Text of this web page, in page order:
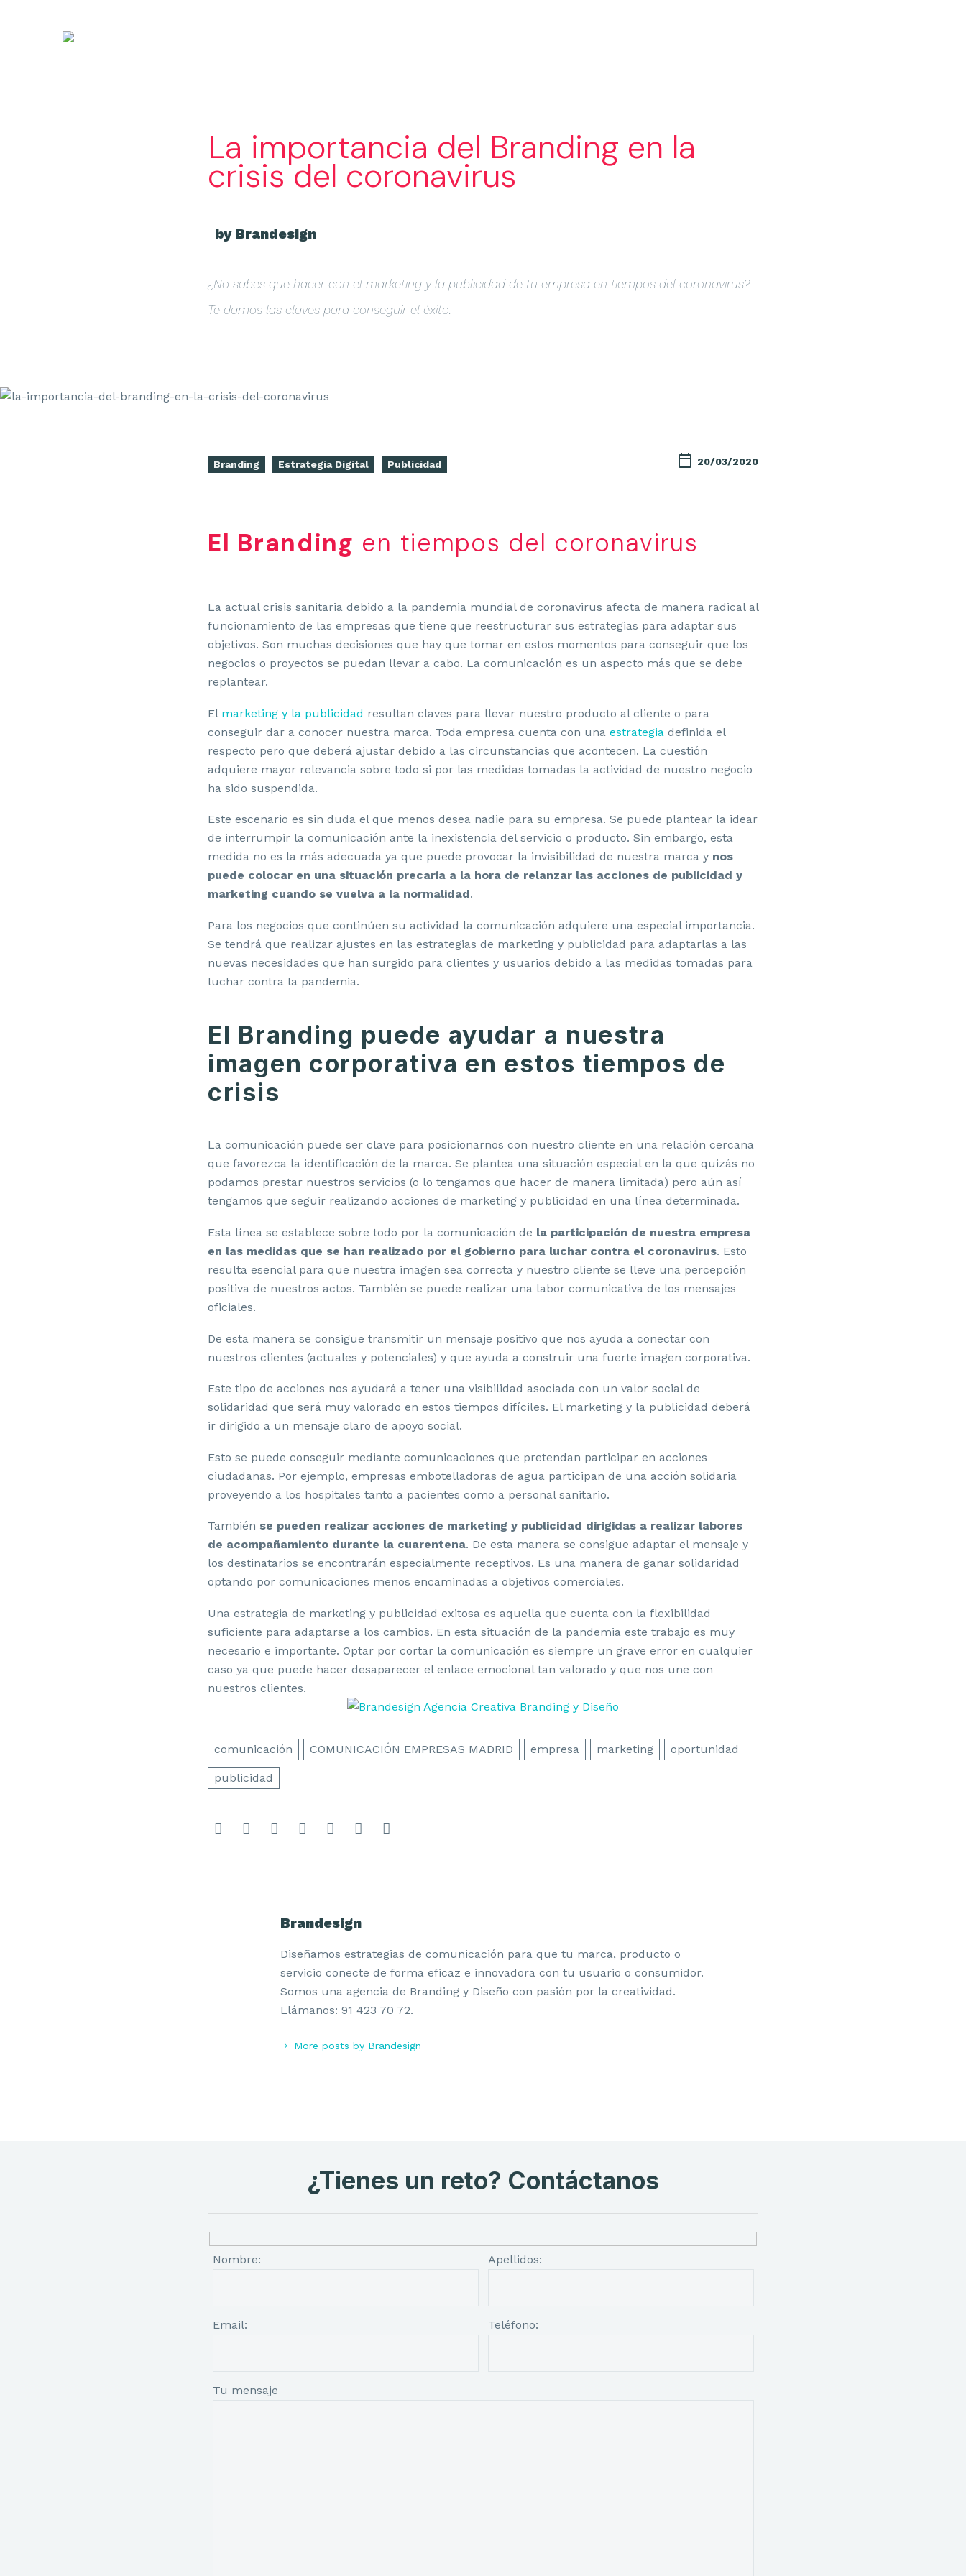
La importancia del Branding en la
crisis del coronavirus
by Brandesign
¿No sabes que hacer con el marketing y la publicidad de tu empresa en tiempos del coronavirus?
Te damos las claves para conseguir el éxito.
Branding Estrategia Digital Publicidad 20/03/2020
El Branding en tiempos del coronavirus
La actual crisis sanitaria debido a la pandemia mundial de coronavirus afecta de manera radical al
funcionamiento de las empresas que tiene que reestructurar sus estrategias para adaptar sus
objetivos. Son muchas decisiones que hay que tomar en estos momentos para conseguir que los
negocios o proyectos se puedan llevar a cabo. La comunicación es un aspecto más que se debe
replantear.
El marketing y la publicidad resultan claves para llevar nuestro producto al cliente o para
conseguir dar a conocer nuestra marca. Toda empresa cuenta con una estrategia definida el
respecto pero que deberá ajustar debido a las circunstancias que acontecen. La cuestión
adquiere mayor relevancia sobre todo si por las medidas tomadas la actividad de nuestro negocio
ha sido suspendida.
Este escenario es sin duda el que menos desea nadie para su empresa. Se puede plantear la idear
de interrumpir la comunicación ante la inexistencia del servicio o producto. Sin embargo, esta
medida no es la más adecuada ya que puede provocar la invisibilidad de nuestra marca y nos
puede colocar en una situación precaria a la hora de relanzar las acciones de publicidad y
marketing cuando se vuelva a la normalidad.
Para los negocios que continúen su actividad la comunicación adquiere una especial importancia.
Se tendrá que realizar ajustes en las estrategias de marketing y publicidad para adaptarlas a las
nuevas necesidades que han surgido para clientes y usuarios debido a las medidas tomadas para
luchar contra la pandemia.
El Branding puede ayudar a nuestra
imagen corporativa en estos tiempos de
crisis
La comunicación puede ser clave para posicionarnos con nuestro cliente en una relación cercana
que favorezca la identificación de la marca. Se plantea una situación especial en la que quizás no
podamos prestar nuestros servicios (o lo tengamos que hacer de manera limitada) pero aún así
tengamos que seguir realizando acciones de marketing y publicidad en una línea determinada.
Esta línea se establece sobre todo por la comunicación de la participación de nuestra empresa
en las medidas que se han realizado por el gobierno para luchar contra el coronavirus. Esto
resulta esencial para que nuestra imagen sea correcta y nuestro cliente se lleve una percepción
positiva de nuestros actos. También se puede realizar una labor comunicativa de los mensajes
oficiales.
De esta manera se consigue transmitir un mensaje positivo que nos ayuda a conectar con
nuestros clientes (actuales y potenciales) y que ayuda a construir una fuerte imagen corporativa.
Este tipo de acciones nos ayudará a tener una visibilidad asociada con un valor social de
solidaridad que será muy valorado en estos tiempos difíciles. El marketing y la publicidad deberá
ir dirigido a un mensaje claro de apoyo social.
Esto se puede conseguir mediante comunicaciones que pretendan participar en acciones
ciudadanas. Por ejemplo, empresas embotelladoras de agua participan de una acción solidaria
proveyendo a los hospitales tanto a pacientes como a personal sanitario.
También se pueden realizar acciones de marketing y publicidad dirigidas a realizar labores
de acompañamiento durante la cuarentena. De esta manera se consigue adaptar el mensaje y
los destinatarios se encontrarán especialmente receptivos. Es una manera de ganar solidaridad
optando por comunicaciones menos encaminadas a objetivos comerciales.
Una estrategia de marketing y publicidad exitosa es aquella que cuenta con la flexibilidad
suficiente para adaptarse a los cambios. En esta situación de la pandemia este trabajo es muy
necesario e importante. Optar por cortar la comunicación es siempre un grave error en cualquier
caso ya que puede hacer desaparecer el enlace emocional tan valorado y que nos une con
nuestros clientes.
comunicación COMUNICACIÓN EMPRESAS MADRID empresa marketing oportunidad
publicidad
Brandesign
Diseñamos estrategias de comunicación para que tu marca, producto o
servicio conecte de forma eficaz e innovadora con tu usuario o consumidor.
Somos una agencia de Branding y Diseño con pasión por la creatividad.
Llámanos: 91 423 70 72.
More posts by Brandesign
¿Tienes un reto? Contáctanos
Nombre: Apellidos:
Email: Teléfono:
Tu mensaje